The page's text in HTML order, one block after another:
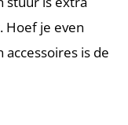
Hoef je even
is de